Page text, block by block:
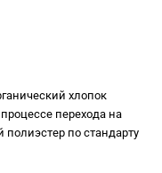
хлопок
перехода на
полиэстер по стандарту